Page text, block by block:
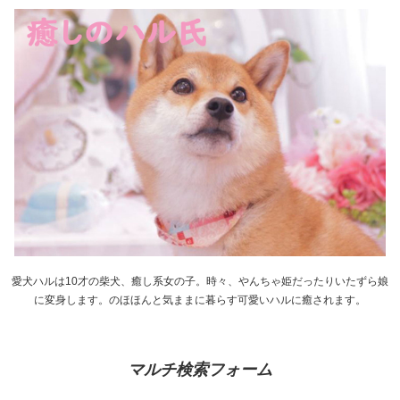
愛犬ハルは10才の柴犬、癒し系女の子。時々、やんちゃ姫だったりいたずら娘
に変身します。のほほんと気ままに暮らす可愛いハルに癒されます。
マルチ検索フォーム